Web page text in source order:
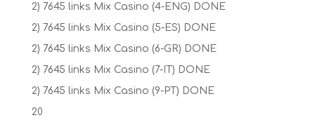
2) 7645 links Mix Casino (4-ENG) DONE
2) 7645 links Mix Casino (5-ES) DONE
2) 7645 links Mix Casino (6-GR) DONE
2) 7645 links Mix Casino (7-IT) DONE
2) 7645 links Mix Casino (9-PT) DONE
20